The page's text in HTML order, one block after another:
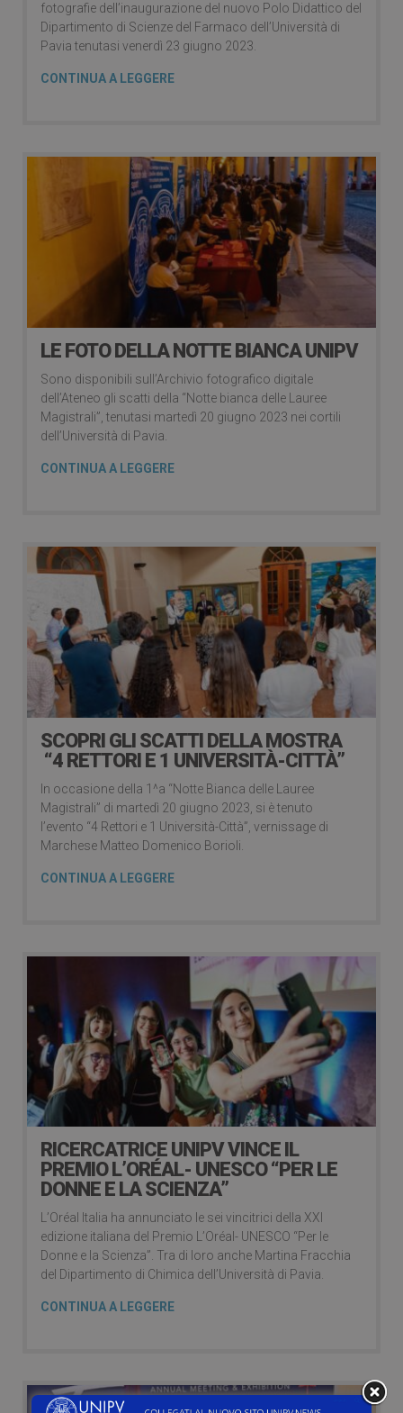
fotografie dell’inaugurazione del nuovo Polo Didattico del
Dipartimento di Scienze del Farmaco dell’Università di
Pavia tenutasi venerdì 23 giugno 2023.
CONTINUA A LEGGERE
LE FOTO DELLA NOTTE BIANCA UNIPV
Sono disponibili sull’Archivio fotografico digitale
dell’Ateneo gli scatti della “Notte bianca delle Lauree
Magistrali”, tenutasi martedì 20 giugno 2023 nei cortili
dell’Università di Pavia.
CONTINUA A LEGGERE
SCOPRI GLI SCATTI DELLA MOSTRA
“4 RETTORI E 1 UNIVERSITÀ-CITTÀ”
In occasione della 1^a “Notte Bianca delle Lauree
Magistrali” di martedì 20 giugno 2023, si è tenuto
l’evento “4 Rettori e 1 Università-Città”, vernissage di
Marchese Matteo Domenico Borioli.
CONTINUA A LEGGERE
RICERCATRICE UNIPV VINCE IL
PREMIO L’ORÉAL- UNESCO “PER LE
DONNE E LA SCIENZA”
L’Oréal Italia ha annunciato le sei vincitrici della XXI
edizione italiana del Premio L’Oréal- UNESCO “Per le
Donne e la Scienza”. Tra di loro anche Martina Fracchia
del Dipartimento di Chimica dell’Università di Pavia.
CONTINUA A LEGGERE